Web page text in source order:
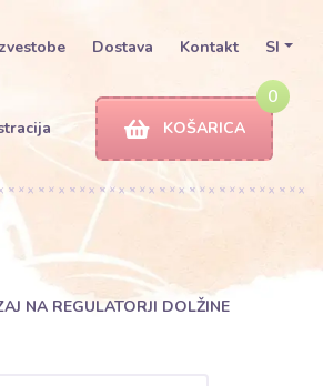
Dostava Kontakt SI
0
KOŠARICA
NA REGULATORJI DOLŽINE